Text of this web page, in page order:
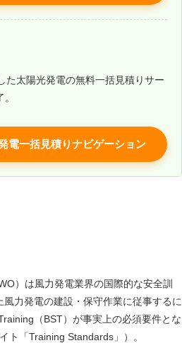
た太陽光発電の無料一括見積りサー
電一括見積りナビゲーション
）は風力発電業界の国際的な安全訓
力発電の建設・保守作業に従事するに
（BST）が事実上の必須要件とな
ト「Training Standards」）。